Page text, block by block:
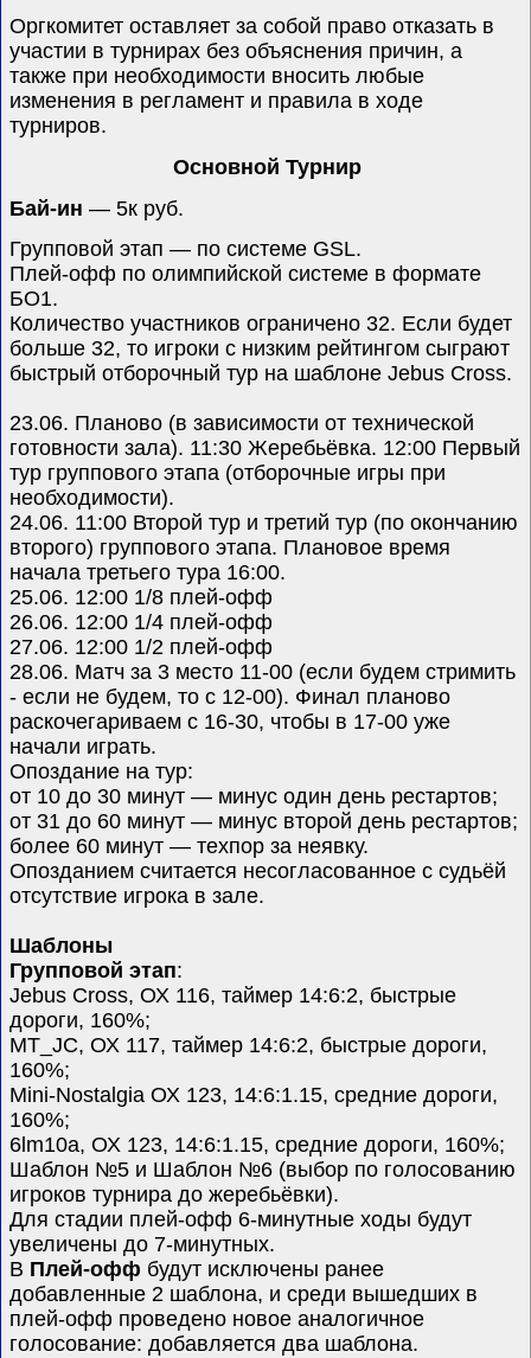
Оргкомитет оставляет за собой право отказать в
участии в турнирах без объяснения причин, а
также при необходимости вносить любые
изменения в регламент и правила в ходе
турниров.
Основной Турнир
Бай-ин — 5к руб.
Групповой этап — по системе GSL.
Плей-офф по олимпийской системе в формате
БО1.
Количество участников ограничено 32. Если будет
больше 32, то игроки с низким рейтингом сыграют
быстрый отборочный тур на шаблоне Jebus Cross.
23.06. Планово (в зависимости от технической
готовности зала). 11:30 Жеребьёвка. 12:00 Первый
тур группового этапа (отборочные игры при
необходимости).
24.06. 11:00 Второй тур и третий тур (по окончанию
второго) группового этапа. Плановое время
начала третьего тура 16:00.
25.06. 12:00 1/8 плей-офф
26.06. 12:00 1/4 плей-офф
27.06. 12:00 1/2 плей-офф
28.06. Матч за 3 место 11-00 (если будем стримить
- если не будем, то с 12-00). Финал планово
раскочегариваем с 16-30, чтобы в 17-00 уже
начали играть.
Опоздание на тур:
от 10 до 30 минут — минус один день рестартов;
от 31 до 60 минут — минус второй день рестартов;
более 60 минут — техпор за неявку.
Опозданием считается несогласованное с судьёй
отсутствие игрока в зале.
Шаблоны
Групповой этап:
Jebus Cross, ОХ 116, таймер 14:6:2, быстрые
дороги, 160%;
MT_JC, ОХ 117, таймер 14:6:2, быстрые дороги,
160%;
Mini-Nostalgia ОХ 123, 14:6:1.15, средние дороги,
160%;
6lm10a, ОХ 123, 14:6:1.15, средние дороги, 160%;
Шаблон №5 и Шаблон №6 (выбор по голосованию
игроков турнира до жеребьёвки).
Для стадии плей-офф 6-минутные ходы будут
увеличены до 7-минутных.
В Плей-офф будут исключены ранее
добавленные 2 шаблона, и среди вышедших в
плей-офф проведено новое аналогичное
голосование: добавляется два шаблона.